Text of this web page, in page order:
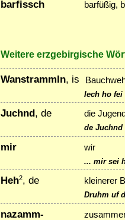
barfissch barfüßig,
Weitere erzgebirgische
Wanstrammln, is
Iech ho fei
Juchnd, de die
de Juchnd
mir wir
... mir sei
Heh2, de kleinerer
Druhm uf
nazamm-